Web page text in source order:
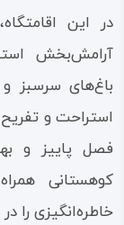
در این
آرامش‌بخش
باغ‌های سرسبز
استراحت و
فصل پاییز و
کوهستانی
خاطره‌انگیزی را